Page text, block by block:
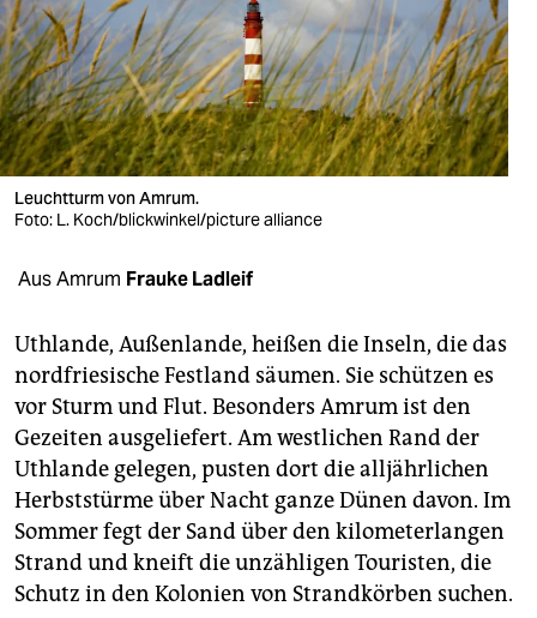
berlin
nord
wahrheit
verlag
verlag
veranstaltungen
fragen & hilfe
unterstützen
abo
genossenschaft
epaper login
Leuchtturm von Amrum.
Foto: L. Koch/blickwinkel/picture alliance
Aus Amrum Frauke Ladleif
Uthlande, Außenlande, heißen die Inseln, die das
nordfriesische Festland säumen. Sie schützen es
vor Sturm und Flut. Besonders Amrum ist den
Gezeiten ausgeliefert. Am westlichen Rand der
Uthlande gelegen, pusten dort die alljährlichen
Herbststürme über Nacht ganze Dünen davon. Im
Sommer fegt der Sand über den kilometerlangen
Strand und kneift die unzähligen Touristen, die
Schutz in den Kolonien von Strandkörben suchen.